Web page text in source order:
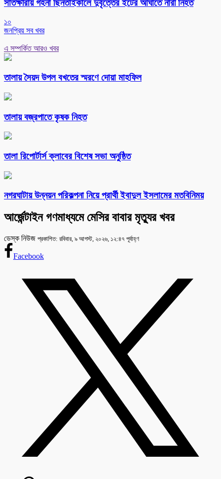
সাতক্ষীরায় গহনা ছিনতাইকালে দুর্বৃত্তের ইটের আঘাতে নারী নিহত
১০
জনপ্রিয় সব খবর
এ সম্পর্কিত আরও খবর
তালায় সৈয়দ উপল বখতের স্মরণে দোয়া মাহফিল
তালায় বজ্রপাতে কৃষক নিহত
‎তালা রিপোর্টার্স ক্লাবের বিশেষ সভা অনুষ্ঠিত
নগরঘাটায় উন্নয়ন পরিকল্পনা নিয়ে প্রার্থী ইবাদুল ইসলামের মতবিনিময়
আর্জেন্টাইন গণমাধ্যমে মেসির বাবার মৃত্যুর খবর
ডেস্ক নিউজ প্রকাশিত: রবিবার, ৯ আগস্ট, ২০২৬, ১২:৪৭ পূর্বাহ্ণ
Facebook